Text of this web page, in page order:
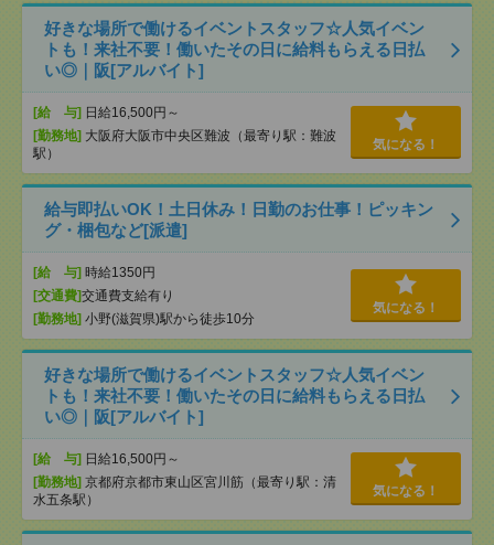
好きな場所で働けるイベントスタッフ☆人気イベン
トも！来社不要！働いたその日に給料もらえる日払
い◎｜阪[アルバイト]
[給 与] 日給16,500円～
[勤務地] 大阪府大阪市中央区難波（最寄り駅：難波
駅）
気になる！
給与即払いOK！土日休み！日勤のお仕事！ピッキン
グ・梱包など[派遣]
[給 与] 時給1350円
[交通費]交通費支給有り
[勤務地] 小野(滋賀県)駅から徒歩10分
気になる！
好きな場所で働けるイベントスタッフ☆人気イベン
トも！来社不要！働いたその日に給料もらえる日払
い◎｜阪[アルバイト]
[給 与] 日給16,500円～
[勤務地] 京都府京都市東山区宮川筋（最寄り駅：清
水五条駅）
気になる！